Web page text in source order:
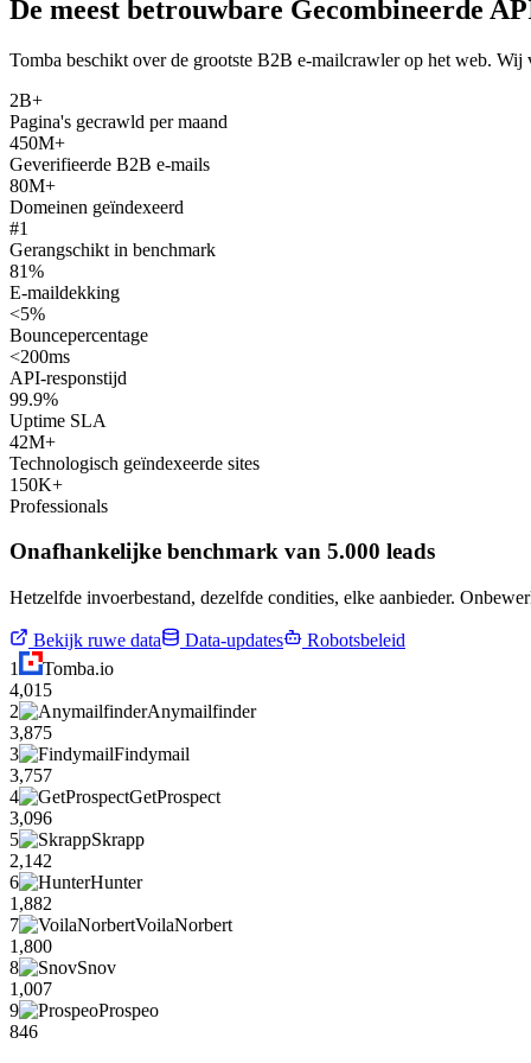
De meest betrouwbare Gecombineerde
Tomba beschikt over de grootste B2B e-mailcrawler op het web.
2B+
Pagina's gecrawld per maand
450M+
Geverifieerde B2B e-mails
80M+
Domeinen geïndexeerd
#1
Gerangschikt in benchmark
81%
E-maildekking
<5%
Bouncepercentage
<200ms
API-responstijd
99.9%
Uptime SLA
42M+
Technologisch geïndexeerde sites
150K+
Professionals
Onafhankelijke benchmark van 5.000 leads
Hetzelfde invoerbestand, dezelfde condities, elke aanbieder.
Bekijk ruwe data Data-updates
Robotsbeleid
1
Tomba.io
4,015
2
Anymailfinder
3,875
3
Findymail
3,757
4
GetProspect
3,096
5
Skrapp
2,142
6
Hunter
1,882
7
VoilaNorbert
1,800
8
Snov
1,007
9
Prospeo
846